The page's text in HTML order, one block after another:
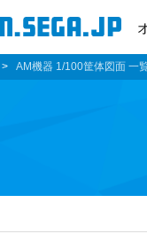
AM機器 1/100筐体図面 一